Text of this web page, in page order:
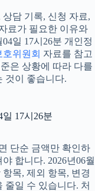
담 기록, 신청 자료,
료가 필요한 이유와
일 17시26분 개인정
위원회 자료를 참고
은 상황에 따라 다를
것이 좋습니다.
17시26분
단순 금액만 확인하
합니다. 2026년06월
목, 제외 항목, 변경
줄일 수 있습니다. 처